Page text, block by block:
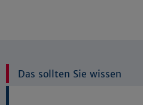
Das sollten Sie wissen